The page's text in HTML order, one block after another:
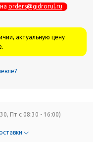
orders@gidrorul.ru
актуальную цену
Пт с 08:30 - 16:00)